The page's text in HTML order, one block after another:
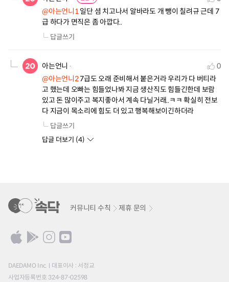
@아는언니1 일단 셤 치고나서 알바라도 개 뺑이 칠려규 근데 7
급 하다가 면직은 좀 아깝다..
답글쓰기
아는언니
0
@아는언니2 7급도 오래 준비해서 붙은거라 우리가 다 버티라
고 했는데 오빠는 힘들었나봐 지금 생산직도 힘들긴한데 보람
있고 돈 많이주고 복지좋아서 계속 다닐거래..ㅋㅋ 확실히 전보
다 지금이 목소리에 힘도 더 있고 행복해보이긴하더라
답글쓰기
답글 더보기 (4)
커뮤니티 수칙 제휴 문의
DAEDAMO Inc.
대표이사 : 서정교
사업자등록번호 324-87-02598